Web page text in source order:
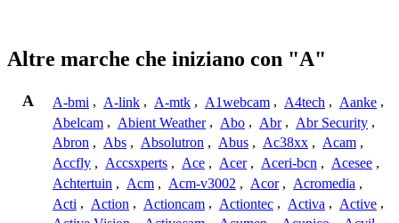
Altre marche che iniziano con "A"
A A-bmi , A-link , A-mtk , A1webcam , A4tech , Aanke ,
Abelcam , Abient Weather , Abo , Abr , Abr Security ,
Abron , Abs , Absolutron , Abus , Ac38xx , Acam ,
Accfly , Accsxperts , Ace , Acer , Aceri-bcn , Acesee ,
Achtertuin , Acm , Acm-v3002 , Acor , Acromedia ,
Acti , Action , Actioncam , Actiontec , Activa , Active ,